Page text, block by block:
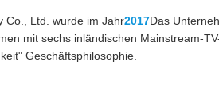
Co., Ltd. wurde im Jahr2017Das
mit sechs inländischen Mainstream-
Geschäftsphilosophie.